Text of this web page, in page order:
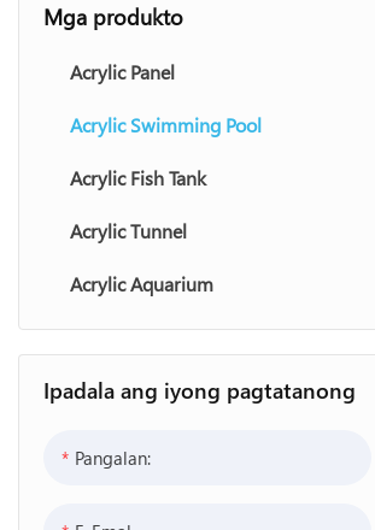
Mga produkto
Acrylic Panel
Acrylic Swimming Pool
Acrylic Fish Tank
Acrylic Tunnel
Acrylic Aquarium
Ipadala ang iyong pagtatanong
Pangalan: